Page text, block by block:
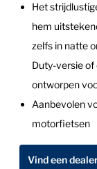
Het
hem
zelfs in natte
Duty-versie of
ontworpen
Aanbevolen
motorfietsen
Vind een